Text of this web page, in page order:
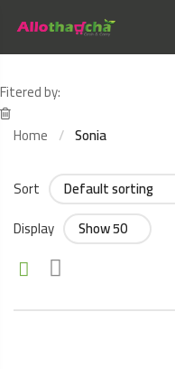
Fitered by:
Home
Sonia
Sort
Display